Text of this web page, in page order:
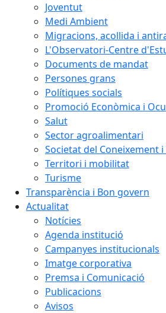
Joventut
Medi Ambient
Migracions, acollida i
L'Observatori-Centre
Documents de mandat
Persones grans
Polítiques socials
Promoció Econòmica i
Salut
Sector agroalimentari
Societat del Coneixement
Territori i mobilitat
Turisme
Transparència i Bon govern
Actualitat
Notícies
Agenda institució
Campanyes institucionals
Imatge corporativa
Premsa i Comunicació
Publicacions
Avisos